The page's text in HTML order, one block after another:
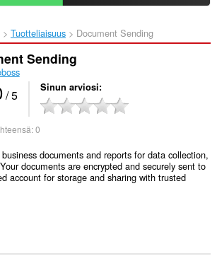
Tuotteliaisuus Document Sending‎
Sending
/ 5 Sinun arviosi
0
documents and reports for data collection,
documents are encrypted and securely sent to
account for storage and sharing with trusted